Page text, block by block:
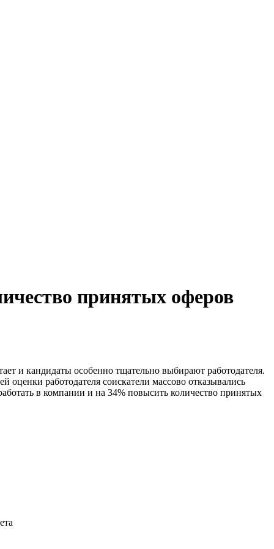
принятых оферов
и кандидаты особенно тщательно выбирают работодателя.
работодателя соискатели массово отказывались
в компании и на 34% повысить количество принятых